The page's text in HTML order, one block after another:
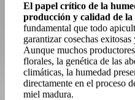
El papel crítico de la
producción y calidad de la
fundamental que todo
garantizar cosechas
Aunque muchos
florales, la genética de las
climáticas, la humedad
directamente en el proceso
miel madura.